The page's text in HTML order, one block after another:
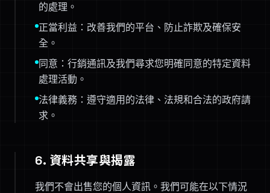
的處理。
正當利益：改善我們的平台、防止詐欺及確保安
全。
同意：行銷通訊及我們尋求您明確同意的特定資料
處理活動。
法律義務：遵守適用的法律、法規和合法的政府請
求。
6. 資料共享與揭露
我們不會出售您的個人資訊。我們可能在以下情況